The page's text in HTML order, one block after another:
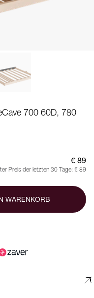
700 60D, 780
€ 89
Preis der letzten 30 Tage: € 89
WARENKORB